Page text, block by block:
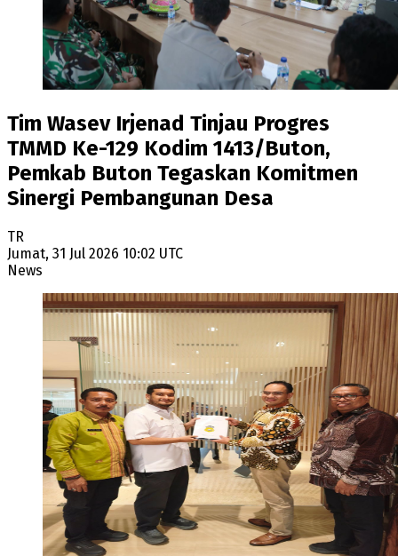
Tim Wasev Irjenad Tinjau Progres
TMMD Ke-129 Kodim 1413/Buton,
Pemkab Buton Tegaskan Komitmen
Sinergi Pembangunan Desa
TR
Jumat, 31 Jul 2026 10:02 UTC
News